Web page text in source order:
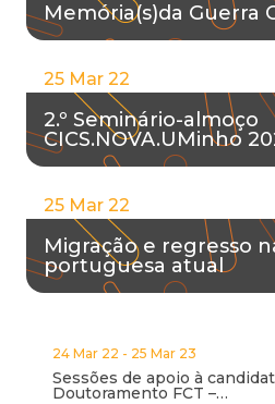
Memória(s)da Guerra
25 Mar 22
2.º Seminário-almoço
CICS.NOVA.UMinho
25 Mar 22
Migração e regresso
portuguesa atual
24 Mar 22 - 25 Mar 23
Sessões de apoio à
Doutoramento FCT –…